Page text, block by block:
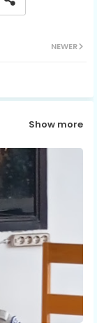
NEWER
Show more